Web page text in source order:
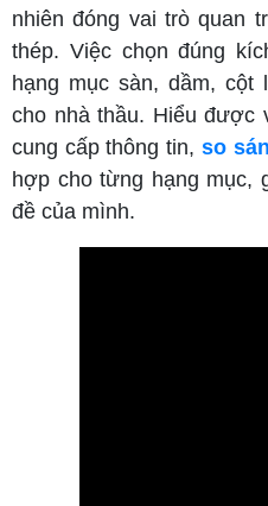
nhiên đóng vai trò quan
thép. Việc chọn đúng
hạng mục sàn, dầm, cột
cho nhà thầu. Hiểu được
cung cấp thông tin, so
hợp cho từng hạng mục,
đề của mình.